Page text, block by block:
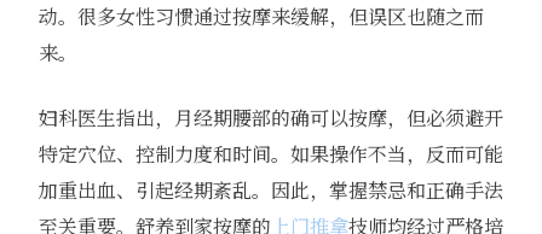
动。很多女性习惯通过按摩来缓解，但误区也随之而
来。
妇科医生指出，月经期腰部的确可以按摩，但必须避开
特定穴位、控制力度和时间。如果操作不当，反而可能
加重出血、引起经期紊乱。因此，掌握禁忌和正确手法
至关重要。舒养到家按摩的 上门推拿技师均经过严格培